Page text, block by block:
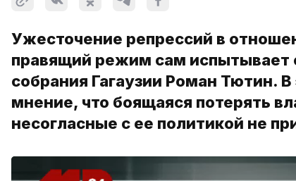
Ужесточение репрессий в
правящий режим сам испытывает
собрания Гагаузии Роман Тютин.
мнение, что боящаяся потерять
несогласные с ее политикой не